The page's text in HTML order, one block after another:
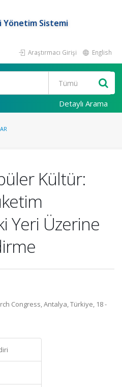
Yönetim Sistemi
Araştırmacı Girişi English
Detaylı Arama
Kültür:
Yeri Üzerine
Congress, Antalya, Türkiye, 18 -